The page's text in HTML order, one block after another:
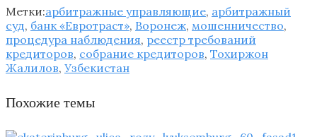
Метки:арбитражные управляющие, арбитражный
суд, банк «Евротраст», Воронеж, мошенничество,
процедура наблюдения, реестр требований
кредиторов, собрание кредиторов, Тохиржон
Жалилов, Узбекистан
Похожие темы